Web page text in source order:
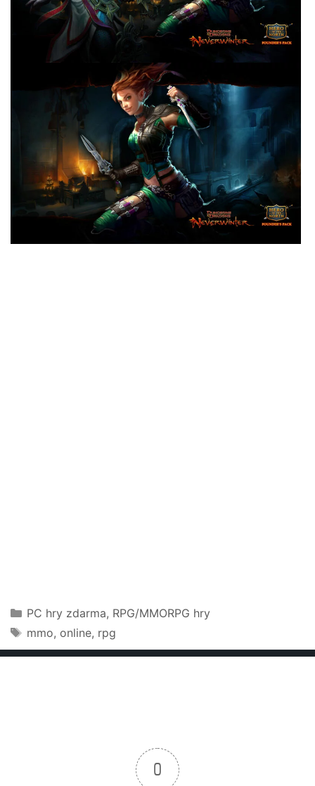
Rubriky
PC hry zdarma, RPG/MMORPG hry
Štítky
mmo, online, rpg
0